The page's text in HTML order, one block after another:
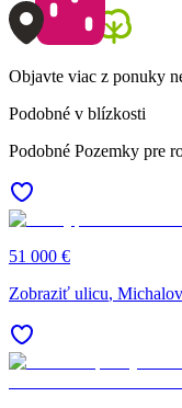
Objavte viac z ponuky
Podobné v blízkosti
Podobné Pozemky pre
51 000 €
Zobraziť ulicu,